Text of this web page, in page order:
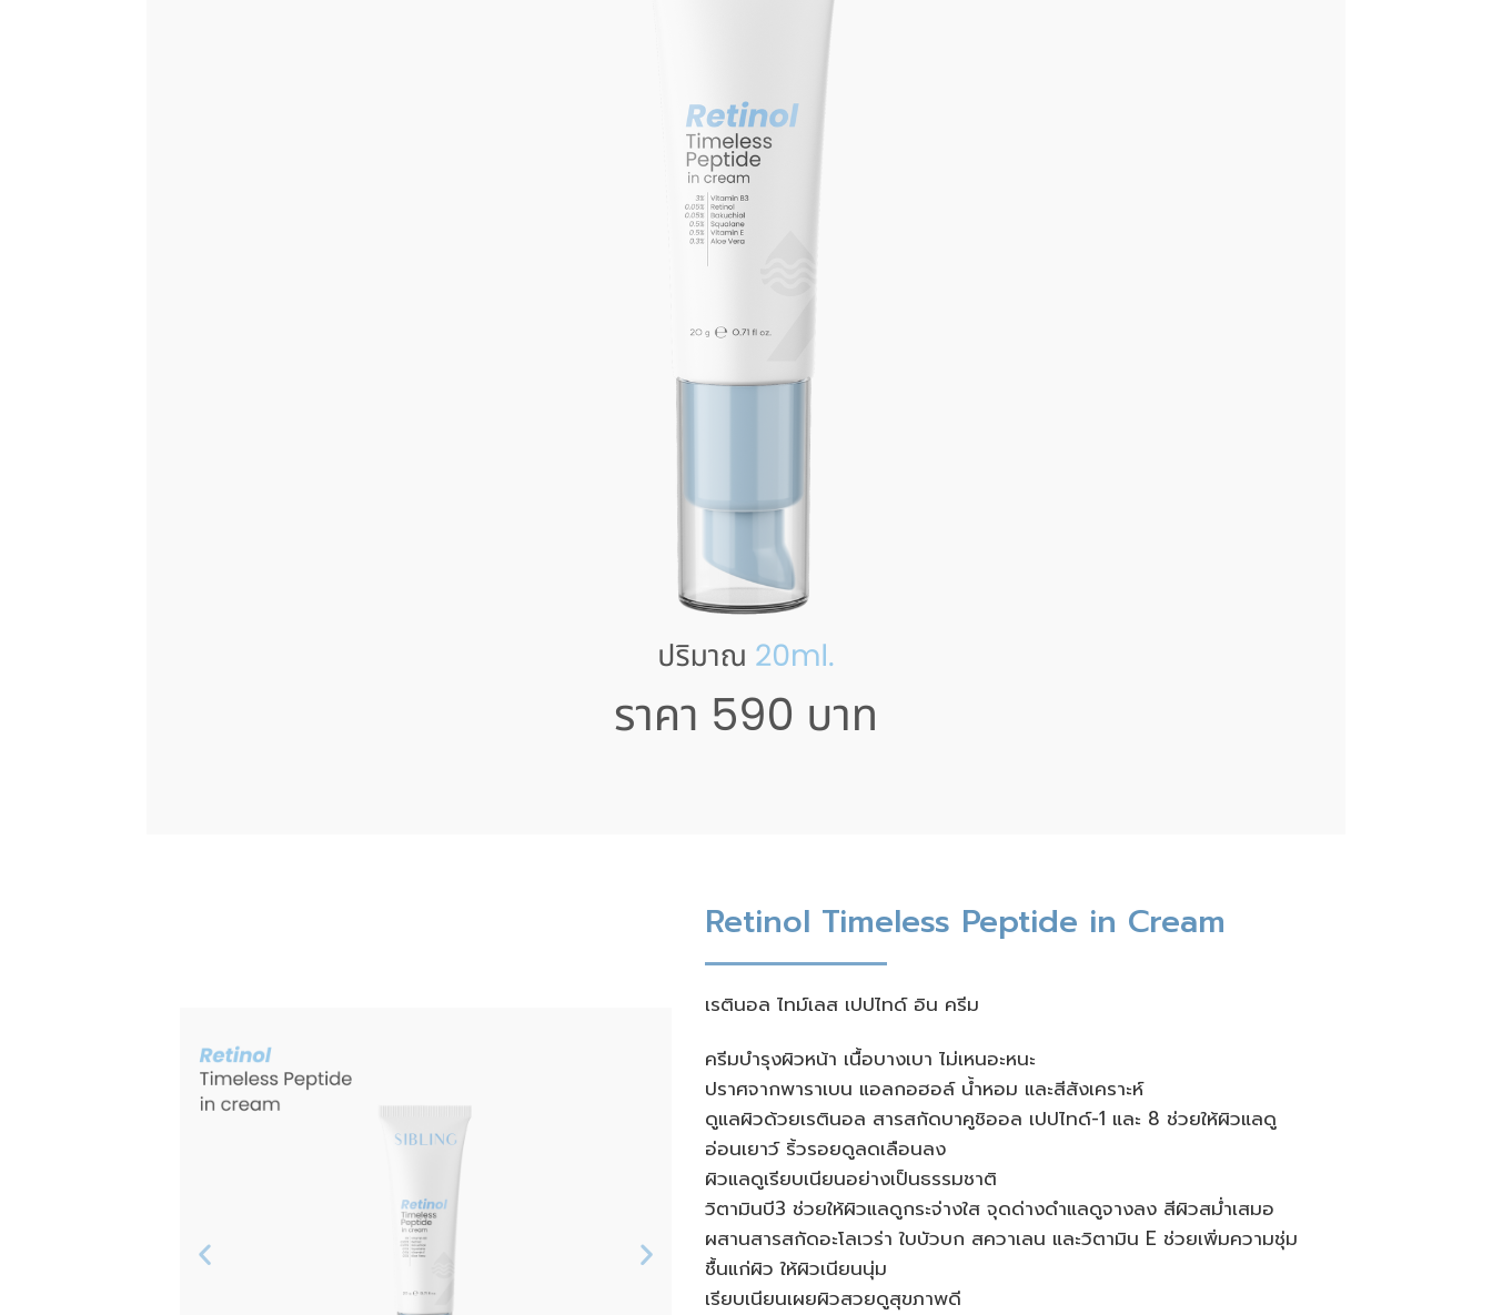
Retinol Timeless Peptide in Cream
เรตินอล ไทม์เลส เปปไทด์ อิน ครีม
ครีมบำรุงผิวหน้า เนื้อบางเบา ไม่เหนอะหนะ
ปราศจากพาราเบน แอลกอฮอล์ น้ำหอม และสีสังเคราะห์
ดูแลผิวด้วยเรตินอล สารสกัดบาคูชิออล เปปไทด์-1 และ 8 ช่วยให้ผิวแลดู
อ่อนเยาว์ ริ้วรอยดูลดเลือนลง
ผิวแลดูเรียบเนียนอย่างเป็นธรรมชาติ
วิตามินบี3 ช่วยให้ผิวแลดูกระจ่างใส จุดด่างดำแลดูจางลง สีผิวสม่ำเสมอ
ผสานสารสกัดอะโลเวร่า ใบบัวบก สควาเลน และวิตามิน E ช่วยเพิ่มความชุ่ม
ชื้นแก่ผิว ให้ผิวเนียนนุ่ม
เรียบเนียนเผยผิวสวยดูสุขภาพดี